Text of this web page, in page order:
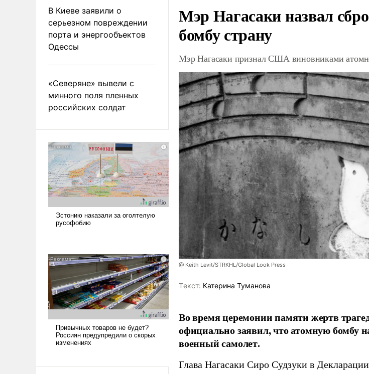
В Киеве заявили о
серьезном повреждении
порта и энергообъектов
Одессы
«Северяне» вывели с
минного поля пленных
российских солдат
Мэр Нагасаки назвал
бомбу страну
Мэр Нагасаки признал США виновниками
@ Keith Levit/STRKHL/Global Look Press
Tекст: Катерина Туманова
Во время церемонии памяти жертв
официально заявил, что атомную бомбу
военный самолет.
Глава Нагасаки Сиро Судзуки в